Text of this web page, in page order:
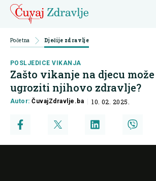
Početna Dječije zdravlje
POSLJEDICE VIKANJA
Zašto vikanje na djecu
ugroziti njihovo zdravlje?
Autor:ČuvajZdravlje.ba 10. 02. 2025.